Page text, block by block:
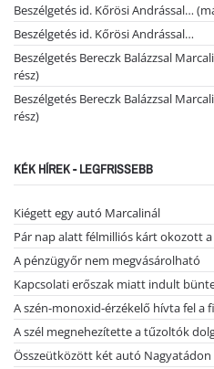
Beszélgetés id. Kőrösi Andrással…
Beszélgetés id. Kőrösi Andrással…
Beszélgetés Bereczk Balázzsal
rész)
Beszélgetés Bereczk Balázzsal
rész)
KÉK HÍREK - LEGFRISSEBB
Kiégett egy autó Marcalinál
Pár nap alatt félmilliós kárt okozott
A pénzügyőr nem megvásárolható
Kapcsolati erőszak miatt indult
A szén-monoxid-érzékelő hívta fel a
A szél megnehezítette a tűzoltók
Összeütközött két autó Nagyatádon